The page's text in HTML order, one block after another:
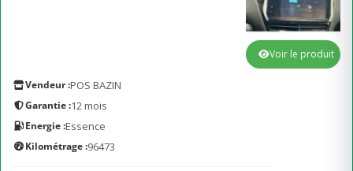
Vendeur :POS BAZIN
Garantie :12 mois
Energie :Essence
Kilométrage :96473
Voir le produit